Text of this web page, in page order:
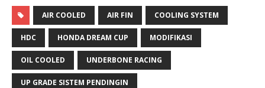
AIR COOLED AIR FIN COOLING SYSTEM
HDC HONDA DREAM CUP MODIFIKASI
OIL COOLED UNDERBONE RACING
UP GRADE SISTEM PENDINGIN